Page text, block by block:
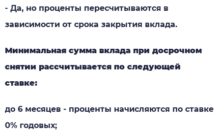
- Да, но проценты пересчитываются в
зависимости от срока закрытия вклада.
Минимальная сумма вклада при досрочном
снятии рассчитывается по следующей
ставке:
до 6 месяцев - проценты начисляются по ставке
0% годовых;